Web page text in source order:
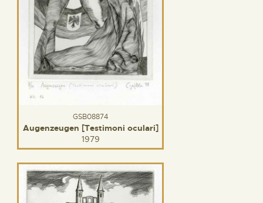
GSB08874
Augenzeugen [Testimoni oculari]
1979